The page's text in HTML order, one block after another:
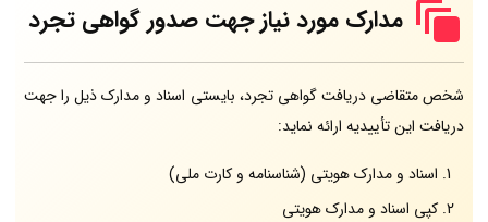
مدارک مورد نیاز جهت صدور گواهی تجرد
شخص متقاضی دریافت گواهی تجرد، بایستی اسناد و مدارک ذیل را جهت
دریافت این تأییدیه ارائه نماید:
اسناد و مدارک هویتی (شناسنامه و کارت ملی)
کپی اسناد و مدارک هویتی